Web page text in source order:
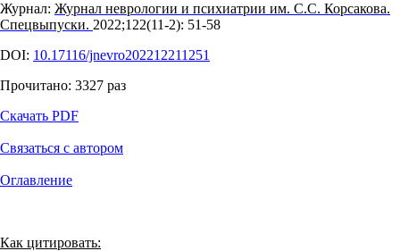
Журнал: Журнал неврологии и психиатрии им. С.С. Корсакова.
Спецвыпуски. 2022;122(11‑2): 51‑58
DOI: 10.17116/jnevro202212211251
Прочитано: 3327 раз
Скачать PDF
Связаться с автором
Оглавление
Как цитировать: